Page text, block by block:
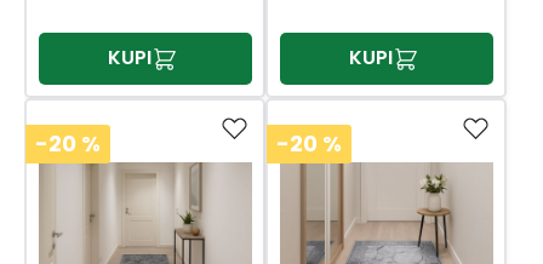
KUPI KUPI
-20 % -20 %